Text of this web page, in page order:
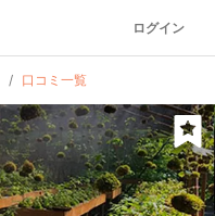
ログイン
口コミ一覧